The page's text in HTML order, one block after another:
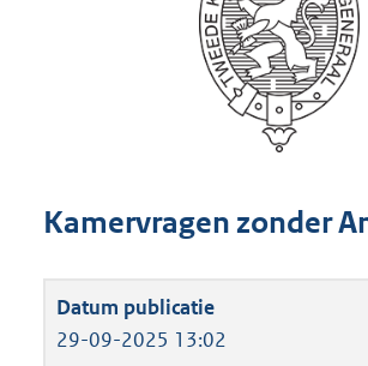
Kamervragen zonder
29-09-2025 13:02